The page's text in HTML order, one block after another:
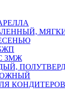
ЗМЖ
КОНДИТЕРОВ